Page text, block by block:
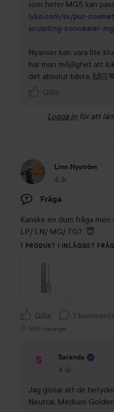
lyko.com/sv/pur-
sculpting-concealer-
Nyanser kan vara lite
har man möjlighet att
Gilla
Logga in för att
Linn Nyström
4 år
Inlägget
Fråga
Kanske en dum fråga
LP/ LN/ MG/ TG?  😇
1 PRODUKT I INLÄGGET
Gilla 1
1692 visningar
Saranda
4 år
Kommentaren
Jag gissar att de
Neutral, Medium